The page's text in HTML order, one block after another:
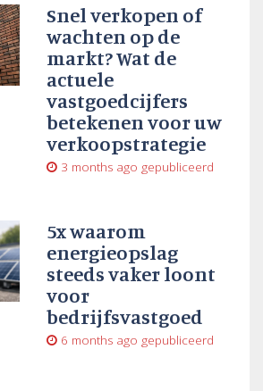
Snel verkopen of
wachten op de
markt? Wat de
actuele
vastgoedcijfers
betekenen voor uw
verkoopstrategie
3 months ago gepubliceerd
5x waarom
energieopslag
steeds vaker loont
voor
bedrijfsvastgoed
6 months ago gepubliceerd